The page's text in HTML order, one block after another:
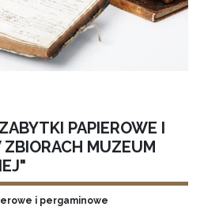
PAPIEROWE I
MUZEUM
i pergaminowe